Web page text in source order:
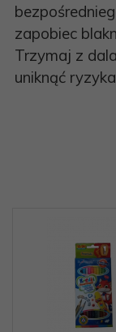
zapobiec
Trzymaj z
uniknąć